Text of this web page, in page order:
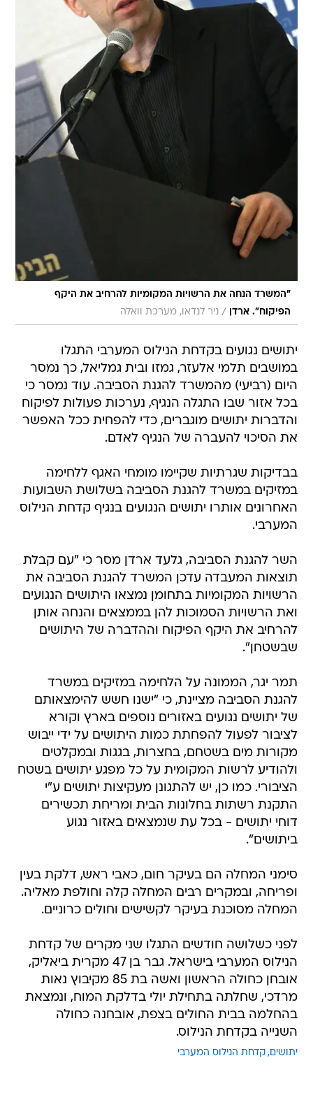
"המשרד הנחה את הרשויות המקומיות להרחיב את היקף
הפיקוח". ארדן
/ ניר לנדאו, מערכת וואלה
יתושים נגועים בקדחת הנילוס המערבי התגלו
במושבים תלמי אלעזר, גמזו ובית גמליאל, כך נמסר
היום (רביעי) מהמשרד להגנת הסביבה. עוד נמסר כי
בכל אזור שבו התגלה הנגיף, נערכות פעולות לפיקוח
והדברות יתושים מוגברים, כדי להפחית ככל האפשר
את הסיכוי להעברה של הנגיף לאדם.
בבדיקות שגרתיות שקיימו מומחי האגף ללחימה
במזיקים במשרד להגנת הסביבה בשלושת השבועות
האחרונים אותרו יתושים הנגועים בנגיף קדחת הנילוס
המערבי.
השר להגנת הסביבה, גלעד ארדן מסר כי "עם קבלת
תוצאות המעבדה עדכן המשרד להגנת הסביבה את
הרשויות המקומיות בתחומן נמצאו היתושים הנגועים
ואת הרשויות הסמוכות להן בממצאים והנחה אותן
להרחיב את היקף הפיקוח וההדברה של היתושים
שבשטחן".
תמר יגר, הממונה על הלחימה במזיקים במשרד
להגנת הסביבה מציינת, כי "ישנו חשש להימצאותם
של יתושים נגועים באזורים נוספים בארץ וקורא
לציבור לפעול להפחתת כמות היתושים על ידי ייבוש
מקורות מים בשטחם, בחצרות, בגגות ובמקלטים
ולהודיע לרשות המקומית על כל מפגע יתושים בשטח
הציבורי. כמו כן, יש להתגונן מעקיצות יתושים ע"י
התקנת רשתות בחלונות הבית ומריחת תכשירים
דוחי יתושים - בכל עת שנמצאים באזור נגוע
ביתושים".
סימני המחלה הם בעיקר חום, כאבי ראש, דלקת בעין
ופריחה, ובמקרים רבים המחלה קלה וחולפת מאליה.
המחלה מסוכנת בעיקר לקשישים וחולים כרוניים.
לפני כשלושה חודשים התגלו שני מקרים של קדחת
הנילוס המערבי בישראל. גבר בן 47 מקרית ביאליק,
אובחן כחולה הראשון ואשה בת 85 מקיבוץ נאות
מרדכי, שחלתה בתחילת יולי בדלקת המוח, ונמצאת
בהחלמה בבית החולים בצפת, אובחנה כחולה
השנייה בקדחת הנילוס.
יתושים קדחת הנילוס המערבי